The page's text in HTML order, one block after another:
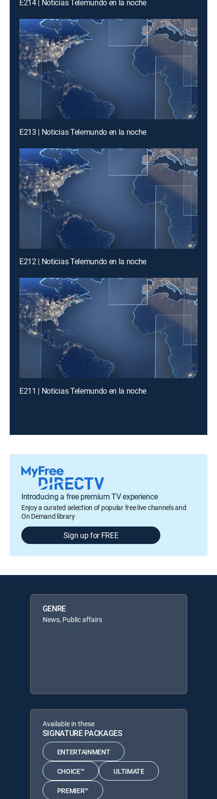
E214 | Noticias Telemundo en la noche
E213 | Noticias Telemundo en la noche
E212 | Noticias Telemundo en la noche
E211 | Noticias Telemundo en la noche
Introducing a free premium TV experience
Enjoy a curated selection of popular free live channels and
On Demand library
Sign up for FREE
GENRE
News, Public affairs
Available in these
SIGNATURE PACKAGES
ENTERTAINMENT
CHOICE™ ULTIMATE
PREMIER™